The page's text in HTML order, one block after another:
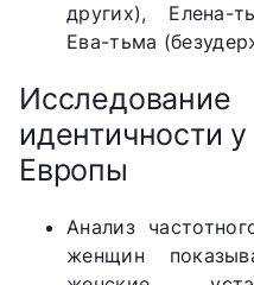
других), Елена-
Ева-тьма
идентичности
Европы
Анализ
женщин